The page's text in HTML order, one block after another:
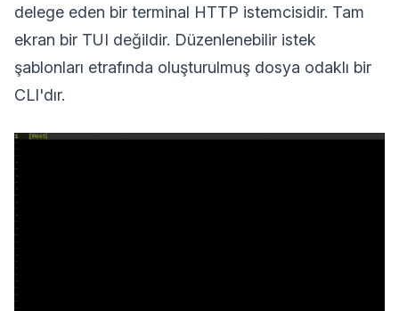
delege eden bir terminal HTTP istemcisidir. Tam
ekran bir TUI değildir. Düzenlenebilir istek
şablonları etrafında oluşturulmuş dosya odaklı bir
CLI'dır.